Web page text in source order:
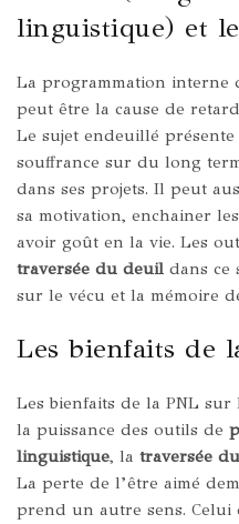
linguistique) et
La programmation interne
peut être la cause de
Le sujet endeuillé
souffrance sur du long
dans ses projets. Il peut
sa motivation, enchainer
avoir goût en la vie. Les
traversée du deuil dans ce
sur le vécu et la mémoire
Les bienfaits de
Les bienfaits de la PNL sur
la puissance des outils de
linguistique, la traversée
La perte de l’être aimé
prend un autre sens. Celui